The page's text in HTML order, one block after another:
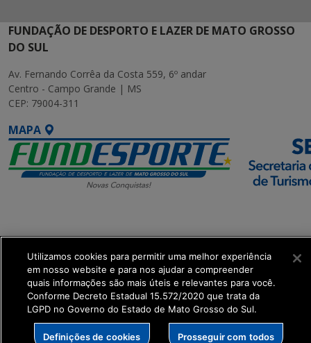
FUNDAÇÃO DE DESPORTO E LAZER DE MATO GROSSO
DO SUL
Av. Fernando Corrêa da Costa 559, 6º andar
Centro - Campo Grande | MS
CEP: 79004-311
MAPA
Executiva de
Transformação Digital
get_footer();
Utilizamos cookies para permitir uma melhor experiência
em nosso website e para nos ajudar a compreender
quais informações são mais úteis e relevantes para você.
Conforme Decreto Estadual 15.572/2020 que trata da
LGPD no Governo do Estado de Mato Grosso do Sul.
Definições de cookies Prosseguir com todos